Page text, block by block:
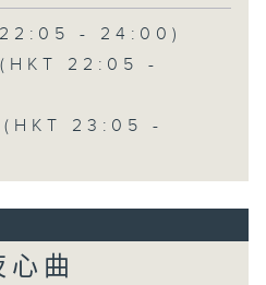
- 24:00)
22:05 -
(HKT 23:05 -
曲